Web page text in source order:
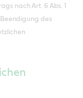
nach Art. 6 Abs. 1
Beendigung des